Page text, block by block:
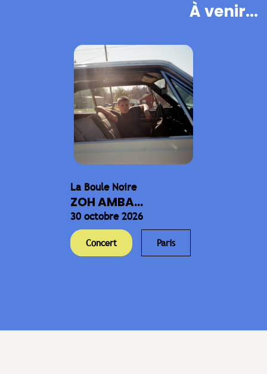
À venir...
La Boule Noire
ZOH AMBA...
30 octobre 2026
Concert Paris